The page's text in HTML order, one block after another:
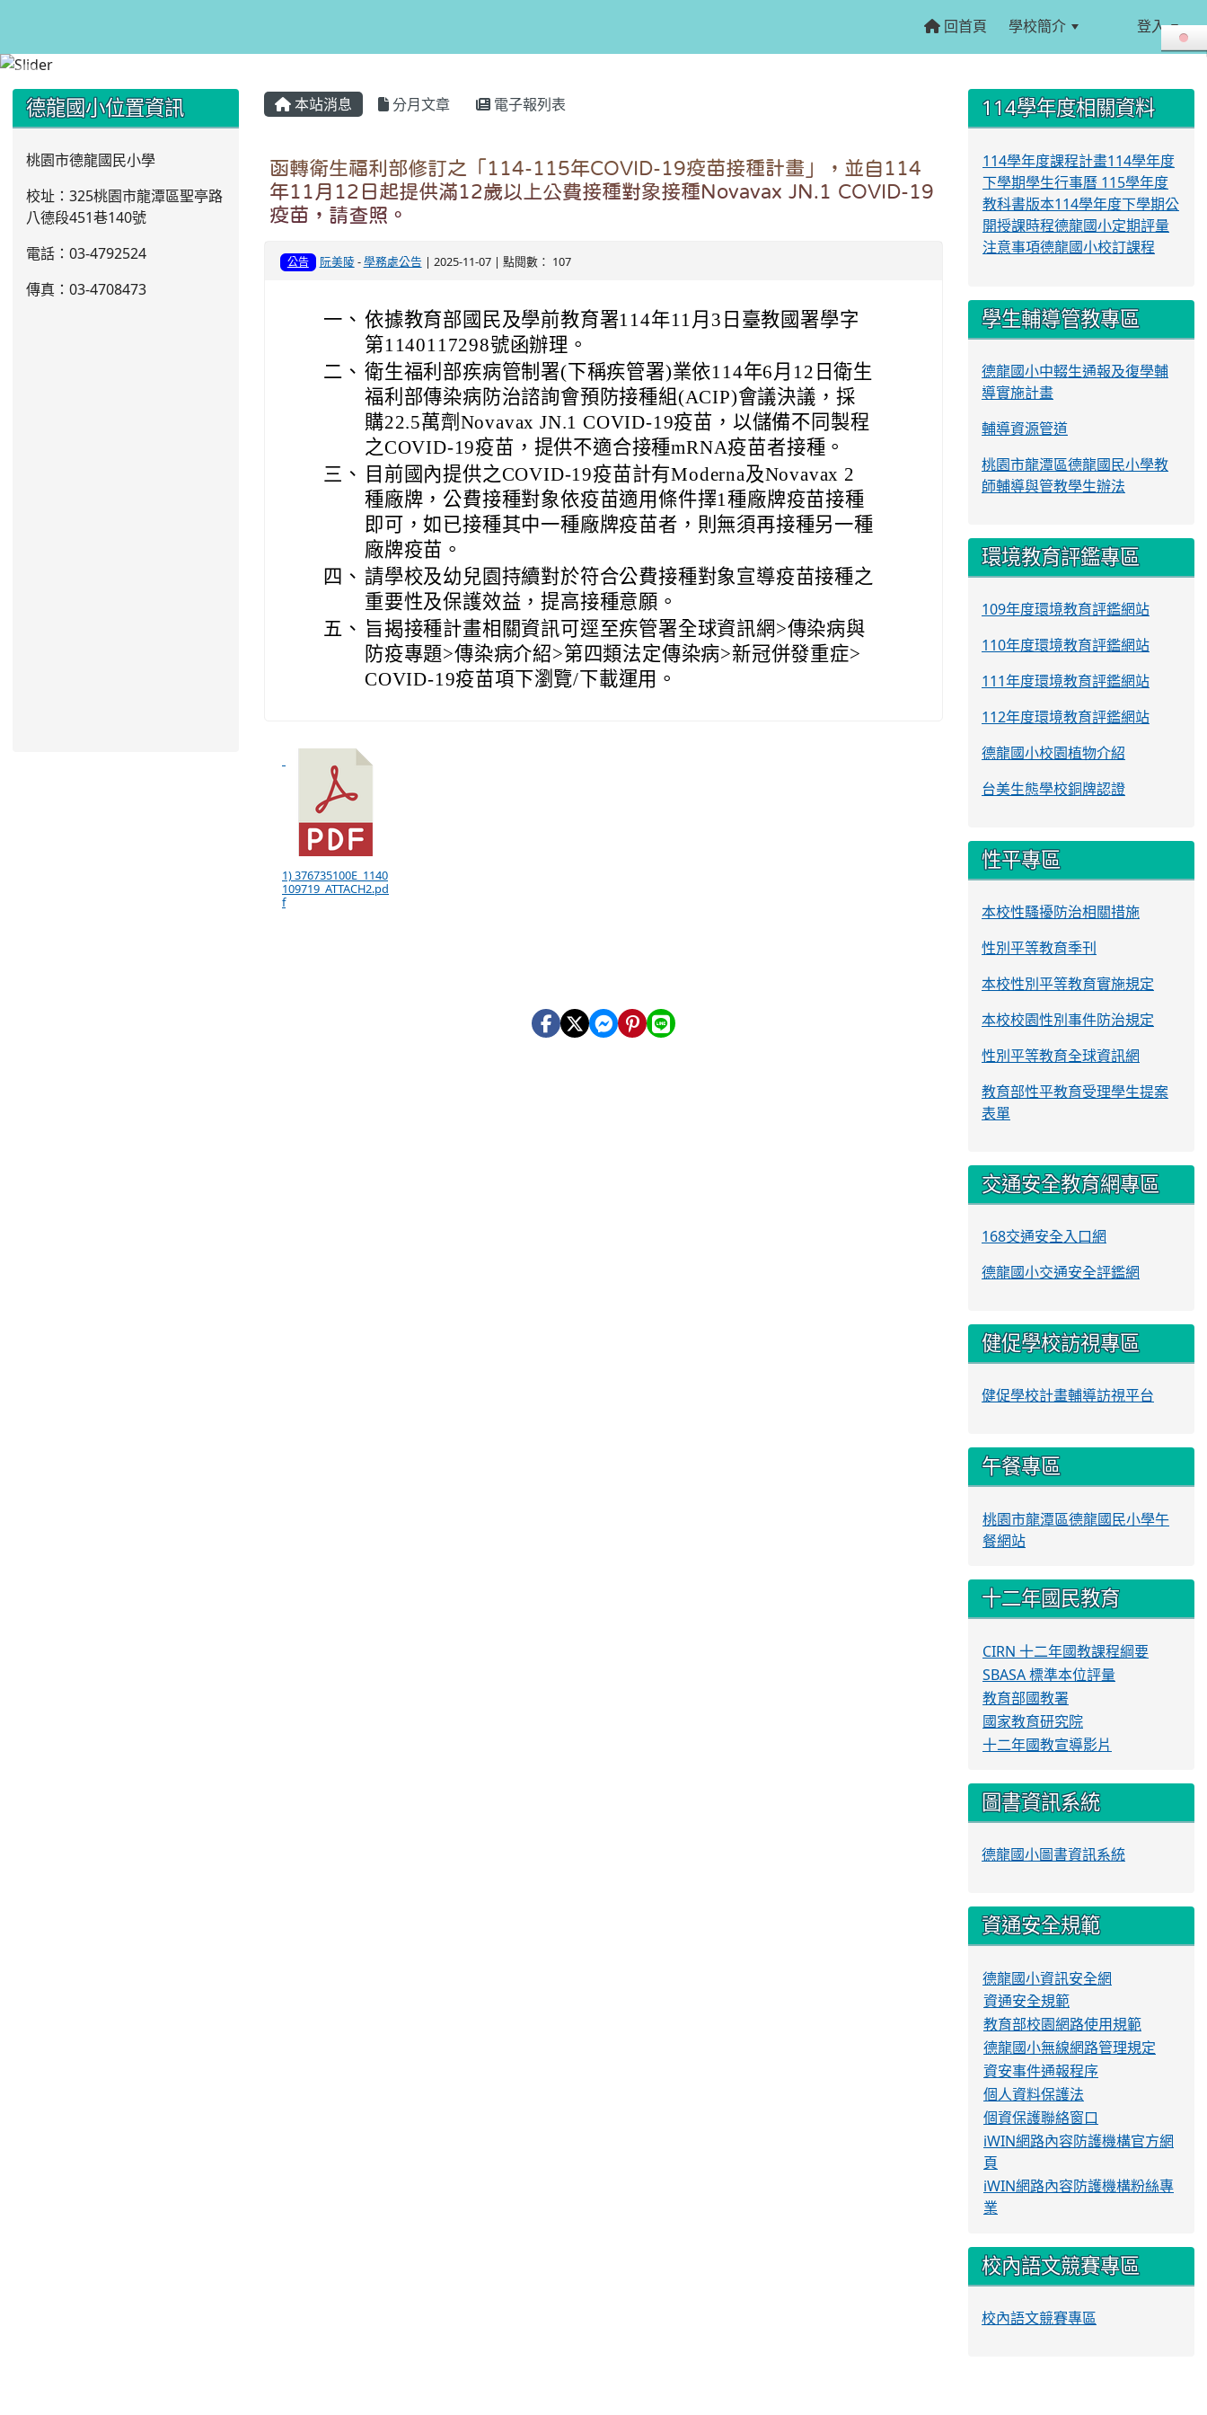
回首頁 學校簡介 登入
本站消息 分月文章 電子報列表
函轉衛生福利部修訂之「114-115年COVID-19疫苗接種計畫」，並自114
年11月12日起提供滿12歲以上公費接種對象接種Novavax JN.1 COVID-19
疫苗，請查照。
公告 阮美陵-學務處公告 | 2025-11-07 | 點閱數： 107
一、 依據教育部國民及學前教育署114年11月3日臺教國署學字
第1140117298號函辦理。
二、 衛生福利部疾病管制署(下稱疾管署)業依114年6月12日衛生
福利部傳染病防治諮詢會預防接種組(ACIP)會議決議，採
購22.5萬劑Novavax JN.1 COVID-19疫苗，以儲備不同製程
之COVID-19疫苗，提供不適合接種mRNA疫苗者接種。
三、
目前國內提供之COVID-19疫苗計有Moderna及Novavax 2
種廠牌，公費接種對象依疫苗適用條件擇1種廠牌疫苗接種
即可，如已接種其中一種廠牌疫苗者，則無須再接種另一種
廠牌疫苗。
四、 請學校及幼兒園持續對於符合公費接種對象宣導疫苗接種之
重要性及保護效益，提高接種意願。
五、 旨揭接種計畫相關資訊可逕至疾管署全球資訊網>傳染病與
防疫專題>傳染病介紹>第四類法定傳染病>新冠併發重症>
COVID-19疫苗項下瀏覽/下載運用。
1) 376735100E_1140
109719_ATTACH2.pd
f
::: 德龍國小位置資訊
桃園市德龍國民小學
校址：325桃園市龍潭區聖亭路
八德段451巷140號
電話：03-4792524
傳真：03-4708473
::: 114學年度相關資料
114學年度課程計畫114學年度
下學期學生行事曆 115學年度
教科書版本114學年度下學期公
開授課時程德龍國小定期評量
注意事項德龍國小校訂課程
學生輔導管教專區
德龍國小中輟生通報及復學輔
導實施計畫
輔導資源管道
桃園市龍潭區德龍國民小學教
師輔導與管教學生辦法
環境教育評鑑專區
109年度環境教育評鑑網站
110年度環境教育評鑑網站
111年度環境教育評鑑網站
112年度環境教育評鑑網站
德龍國小校園植物介紹
台美生態學校銅牌認證
性平專區
本校性騷擾防治相關措施
性別平等教育季刊
本校性別平等教育實施規定
本校校園性別事件防治規定
性別平等教育全球資訊網
教育部性平教育受理學生提案
表單
交通安全教育網專區
168交通安全入口網
德龍國小交通安全評鑑網
健促學校訪視專區
健促學校計畫輔導訪視平台
午餐專區
桃園市龍潭區德龍國民小學午
餐網站
十二年國民教育
CIRN 十二年國教課程綱要
SBASA 標準本位評量
教育部國教署
國家教育研究院
十二年國教宣導影片
圖書資訊系統
德龍國小圖書資訊系統
資通安全規範
德龍國小資訊安全網
資通安全規範
教育部校園網路使用規範
德龍國小無線網路管理規定
資安事件通報程序
個人資料保護法
個資保護聯絡窗口
iWIN網路內容防護機構官方網
頁
iWIN網路內容防護機構粉絲專
業
校內語文競賽專區
校內語文競賽專區